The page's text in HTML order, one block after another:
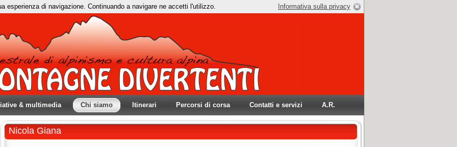
esperienza di navigazione. Continuando a navigare ne accetti l'utilizzo. Informativa sulla privacy
& multimedia Chi siamo Itinerari Percorsi di corsa Contatti e servizi A.R.
Nicola Giana